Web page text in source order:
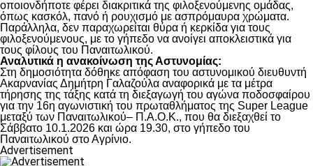
οποιονδήποτε φέρει διακριτικά της φιλοξενούμενης ομάδας,
όπως κασκόλ, πανό ή ρουχισμό με ασπρόμαυρα χρώματα.
Παράλληλα, δεν παραχωρείται θύρα ή κερκίδα για τους
φιλοξενούμενους, με το γήπεδο να ανοίγει αποκλειστικά για
τους φίλους του Παναιτωλικού.
Αναλυτικά η ανακοίνωση της Αστυνομίας:
Στη δημοσιότητα δόθηκε απόφαση του αστυνομικού διευθυντή
Ακαρνανίας Δημήτρη Γαλαζούλα αναφορικά με τα μέτρα
τήρησης της τάξης κατά τη διεξαγωγή του αγώνα ποδοσφαίρου
για την 16η αγωνιστική του πρωταθλήματος της Super League
μεταξύ των Παναιτωλικoύ– Π.Α.Ο.Κ., που θα διεξαχθεί το
Σάββατο 10.1.2026 και ώρα 19.30, στο γήπεδο του
Παναιτωλικού στο Αγρίνιο.
Advertisement